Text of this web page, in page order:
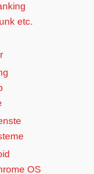
etc.
OS